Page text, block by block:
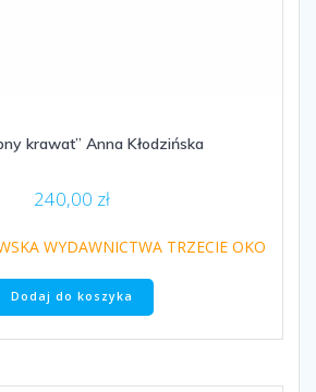
krawat” Anna Kłodzińska
240,00 zł
WYDAWNICTWA TRZECIE OKO
Dodaj do koszyka